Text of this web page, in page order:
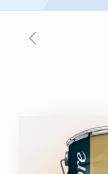
Finitions velours
Finitions mates
Préparation du support
Peintures bois
Vitrificateurs